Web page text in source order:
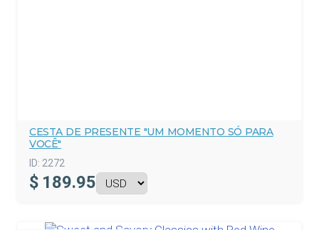
CESTA DE PRESENTE "UM MOMENTO SÓ PARA
VOCÊ"
ID: 2272
$ 189.95